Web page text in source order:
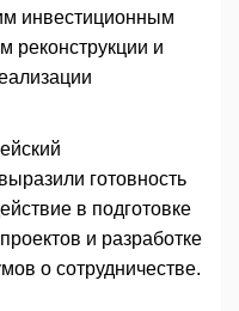
инвестиционным
реконструкции и
готовность
в подготовке
и разработке
о сотрудничестве.